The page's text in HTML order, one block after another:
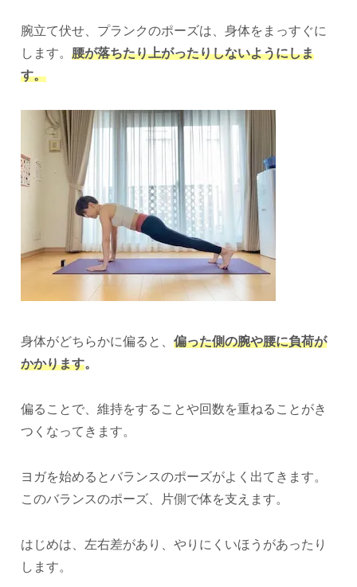
腕立て伏せ、プランクのポーズは、身体をまっすぐに
します。 腰が落ちたり上がったりしないようにしま
す。
身体がどちらかに偏ると、 偏った側の腕や腰に負荷が
かかります。
偏ることで、維持をすることや回数を重ねることがき
つくなってきます。
ヨガを始めるとバランスのポーズがよく出てきます。
このバランスのポーズ、片側で体を支えます。
はじめは、左右差があり、やりにくいほうがあったり
します。